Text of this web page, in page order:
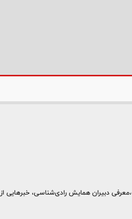
دبیران همایش رادی‌شناسی، خبرهایی